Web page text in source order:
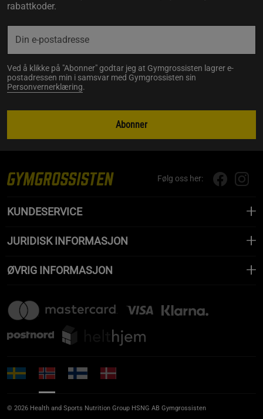
rabattkoder.
Ved å klikke på "Abonner" godtar jeg at Gymgrossisten lagrer e-
postadressen min i samsvar med Gymgrossisten sin
Personvernerklæring.
Abonner
Følg oss her:
KUNDESERVICE
JURIDISK INFORMASJON
ØVRIG INFORMASJON
© 2026 Health and Sports Nutrition Group HSNG AB Gymgrossisten